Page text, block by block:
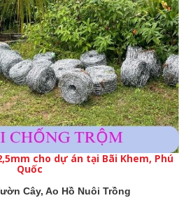
cho dự án tại Bãi Khem, Phú
Quốc
Cây, Ao Hồ Nuôi Trồng